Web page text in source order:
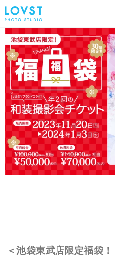
＜池袋東武店限定福袋